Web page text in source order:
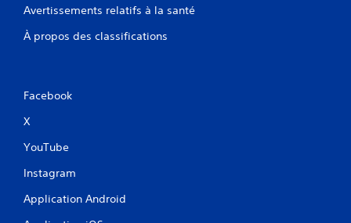
Avertissements relatifs à la santé
À propos des classifications
Facebook
X
YouTube
Instagram
Application Android